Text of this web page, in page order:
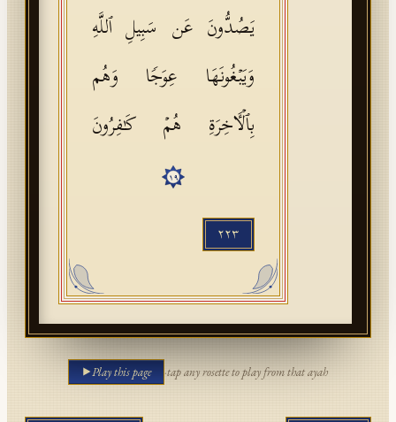
یَصُدُّونَ عَن سَبِیلِ ٱللَّهِ
وَیَبۡغُونَهَا عِوَجࣰا وَهُم
بِٱلۡـَٔاخِرَةِ هُمۡ كَـٰفِرُونَ
١٩
٢٢٣
Play this page ·tap any rosette to play from that ayah